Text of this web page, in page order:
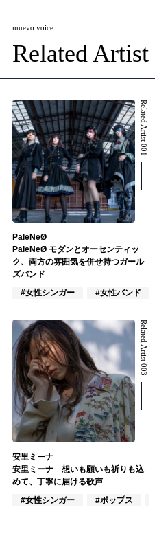
muevo voice
Related Artist
Related Artist 001
PaleNeØ
PaleNeØ モダンとオーセンティッ
ク、両方の雰囲気を併せ持つガール
ズバンド
#女性シンガー
#女性バンド
Related Artist 003
安里ミーナ
安里ミーナ 想いも願いも祈りも込
めて、丁寧に届ける歌声
#女性シンガー
#ポップス